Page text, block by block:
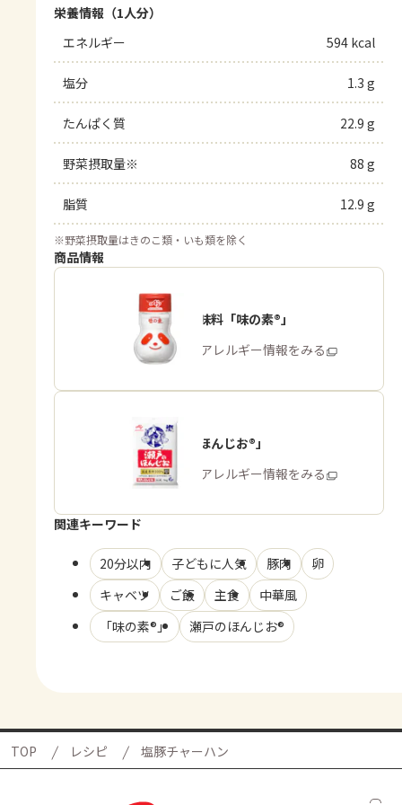
栄養情報（1人分）
エネルギー
594 kcal
塩分 1.3 g
たんぱく質 22.9 g
野菜摂取量※ 88 g
脂質 12.9 g
※野菜摂取量はきのこ類・いも類を除く
商品情報
うま味調味料「味の素®」
商品・アレルギー情報をみる
「瀬戸のほんじお®」
商品・アレルギー情報をみる
関連キーワード
20分以内 子どもに人気 豚肉
卵
キャベツ
ご飯 主食
中華風
「味の素®」
瀬戸のほんじお®
TOP レシピ 塩豚チャーハン